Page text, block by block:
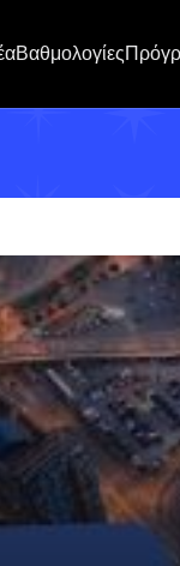
Βαθμολογίες